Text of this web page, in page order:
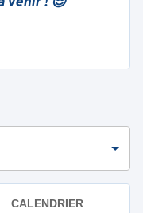
CALENDRIER